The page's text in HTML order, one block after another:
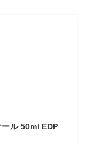
ル 50ml EDP